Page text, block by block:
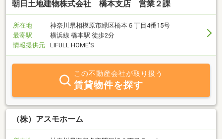
朝日土地建物株式会社 橋本支店 営業２課
所在地
神奈川県相模原市緑区橋本６丁目4番15号
最寄駅
横浜線 橋本駅 徒歩2分
情報提供元
LIFULL HOME'S
この不動産会社が取り扱う
賃貸物件を探す
（株）アスモホーム